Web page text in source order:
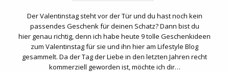
Der Valentinstag steht vor der Tür und du hast noch kein
passendes Geschenk für deinen Schatz? Dann bist du
hier genau richtig, denn ich habe heute 9 tolle Geschenkideen
zum Valentinstag für sie und ihn hier am Lifestyle Blog
gesammelt. Da der Tag der Liebe in den letzten Jahren recht
kommerziell geworden ist, möchte ich dir…